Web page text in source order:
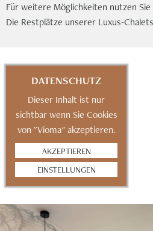
Für weitere Möglichkeiten nutzen
Die Restplätze unserer Luxus-
DATENSCHUTZ
Dieser Inhalt ist nur
sichtbar wenn Sie Cookies
von "Vioma" akzeptieren.
AKZEPTIEREN
EINSTELLUNGEN